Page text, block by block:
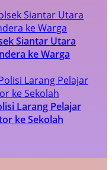
Siantar Utara
ke Warga
Larang Pelajar
ke Sekolah